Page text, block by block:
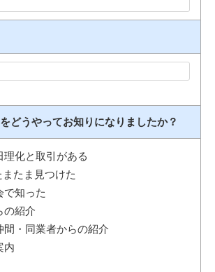
どうやってお知りになりましたか？
理化と取引がある
またま見つけた
で知った
の紹介
間・同業者からの紹介
内